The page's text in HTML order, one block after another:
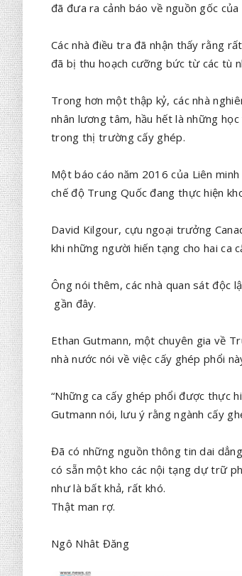
đã đưa ra cảnh báo về nguồn gốc của
Các nhà điều tra đã nhận thấy rằng
đã bị thu hoạch cưỡng bức từ các tù
Trong hơn một thập kỷ, các nhà
nhân lương tâm, hầu hết là những
trong thị trường cấy ghép.
Một báo cáo năm 2016 của Liên
chế độ Trung Quốc đang thực hiện
David Kilgour, cựu ngoại trưởng
khi những người hiến tạng cho hai ca
Ông nói thêm, các nhà quan sát độc
gần đây.
Ethan Gutmann, một chuyên gia về
nhà nước nói về việc cấy ghép phổi
“Những ca cấy ghép phổi được thực
Gutmann nói, lưu ý rằng ngành cấy
Đã có những nguồn thông tin dai
có sẵn một kho các nội tạng dự trữ
như là bất khả, rất khó.
Thật man rợ.
Ngô Nhât Đăng